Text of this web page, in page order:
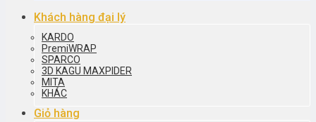
Khách hàng đại lý
KARDO
PremiWRAP
SPARCO
3D KAGU MAXPIDER
MITA
KHÁC
Giỏ hàng